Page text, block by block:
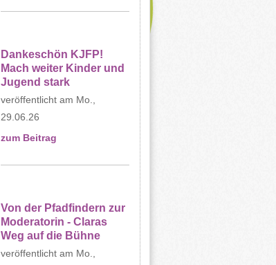
Dankeschön KJFP!
Mach weiter Kinder und
Jugend stark
Mo.,
29.06.26
zum Beitrag
Von der Pfadfindern zur
Moderatorin - Claras
Weg auf die Bühne
Mo.,